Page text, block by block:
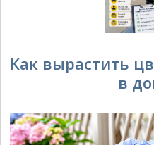
Как вырастить
в